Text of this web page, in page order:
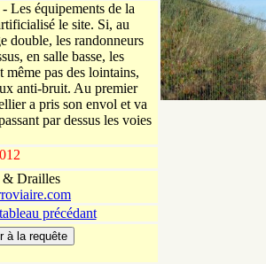
- Les équipements de la
le site. Si, au
double, les randonneurs
en salle basse, les
pas des lointains,
anti-bruit. Au premier
a pris son envol et va
par dessus les voies
& Drailles
précédant